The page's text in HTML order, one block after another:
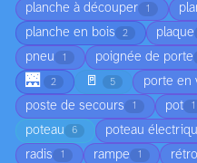
planche à découper 1
planche en bois 2 plaque
pneu 1 poignée de porte
🌉 2 🚪 5 porte en
poste de secours 1 pot 1
poteau 6 poteau
radis 1 rampe 1